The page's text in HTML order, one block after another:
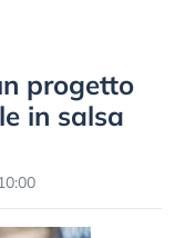
progetto
in salsa